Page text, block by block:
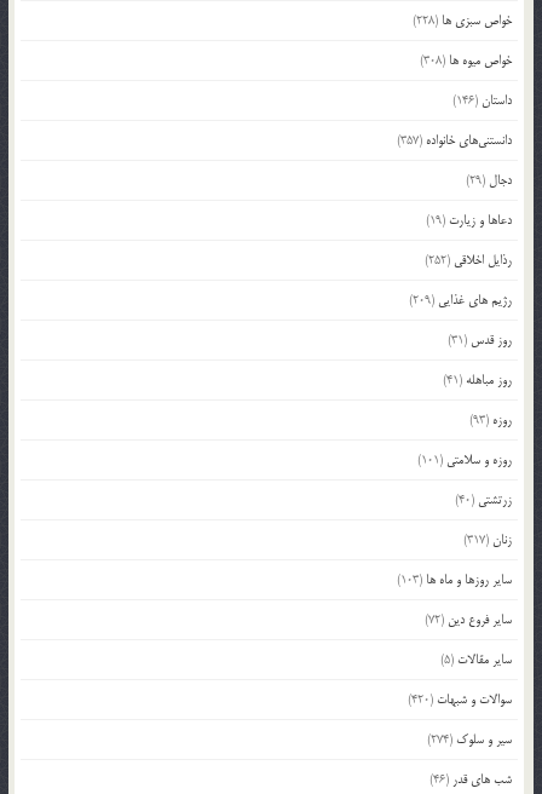
خواص سبزی ها (228)
خواص میوه ها (308)
داستان(146)
دانستنی‌های خانواده (357)
دجال (29)
دعاها و زیارت (19)
رذایل اخلاقی (252)
رژیم های غذایی (209)
روز قدس (31)
روز مباهله (41)
روزه (93)
روزه و سلامتی (101)
زرتشتی (40)
زنان(317)
سایر روزها و ماه ها (103)
سایر فروع دین (72)
سایر مقالات (5)
سوالات و شبهات (420)
سیر و سلوک (274)
شب های قدر (46)